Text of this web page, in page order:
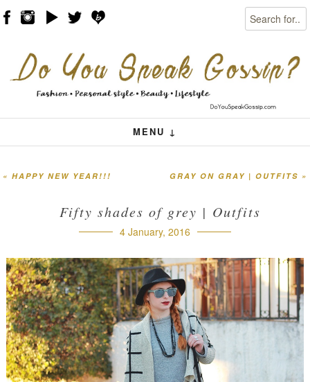
Search
MENU ↓
Menu
Skip to content
GRAY ON GRAY | OUTFITS »
« HAPPY NEW YEAR!!!
Fifty shades of grey | Outfits
4 January, 2016